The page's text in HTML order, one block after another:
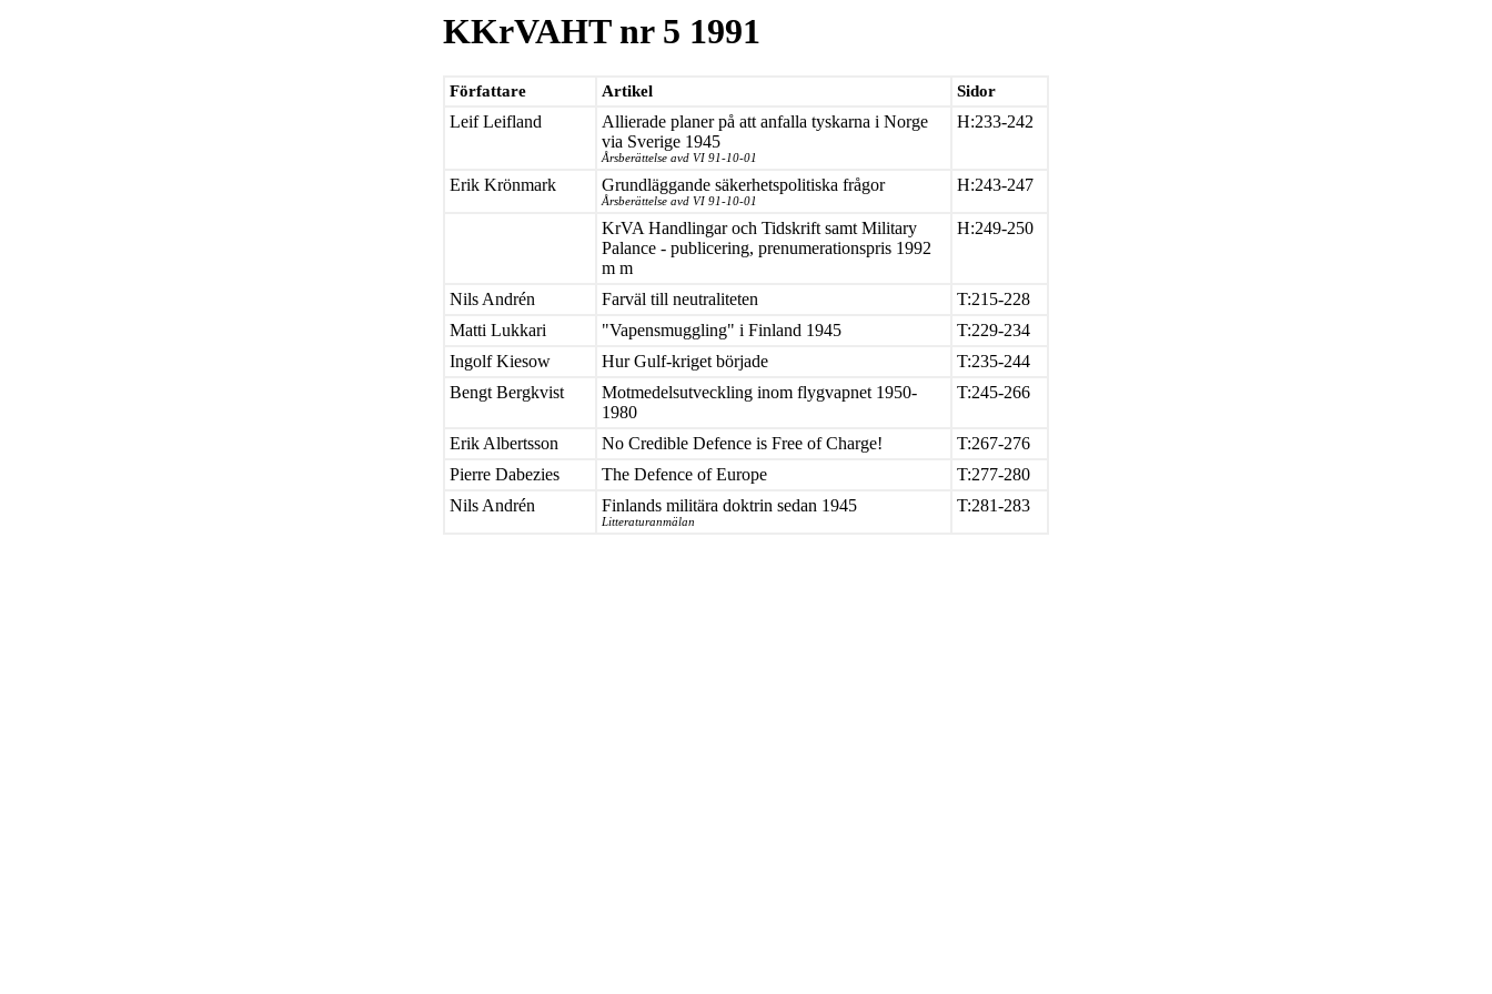
KKrVAHT nr 5 1991
Författare Artikel Sidor
Leif Leifland
Allierade planer på att anfalla tyskarna i Norge
via Sverige 1945
Årsberättelse avd VI 91-10-01
H:233-242
Erik Krönmark Grundläggande säkerhetspolitiska frågor
Årsberättelse avd VI 91-10-01
H:243-247
KrVA Handlingar och Tidskrift samt Military
Palance - publicering, prenumerationspris 1992
m m
H:249-250
Nils Andrén Farväl till neutraliteten
T:215-228
Matti Lukkari
"Vapensmuggling" i Finland 1945
T:229-234
Ingolf Kiesow
Hur Gulf-kriget började
T:235-244
Bengt Bergkvist
Motmedelsutveckling inom flygvapnet 1950-
1980
T:245-266
Erik Albertsson No Credible Defence is Free of Charge!
T:267-276
Pierre Dabezies
The Defence of Europe
T:277-280
Nils Andrén
Finlands militära doktrin sedan 1945
Litteraturanmälan
T:281-283